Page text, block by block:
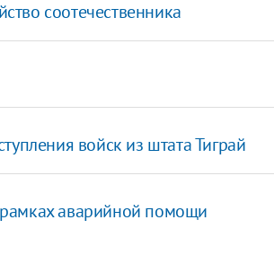
соотечественника
войск из штата Тиграй
рамках аварийной помощи